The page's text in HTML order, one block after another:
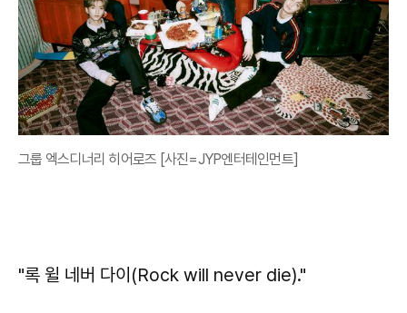
그룹 엑스디너리 히어로즈 [사진=JYP엔터테인먼트]
"록 윌 네버 다이(Rock will never die)."